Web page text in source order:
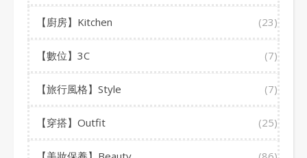
【廚房】Kitchen (23)
【數位】3C (7)
【旅行風格】Style (7)
【穿搭】Outfit (25)